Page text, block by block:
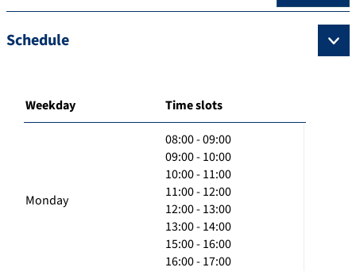
Schedule
Weekday Time slots
Monday
08:00 - 09:00
09:00 - 10:00
10:00 - 11:00
11:00 - 12:00
12:00 - 13:00
13:00 - 14:00
15:00 - 16:00
16:00 - 17:00